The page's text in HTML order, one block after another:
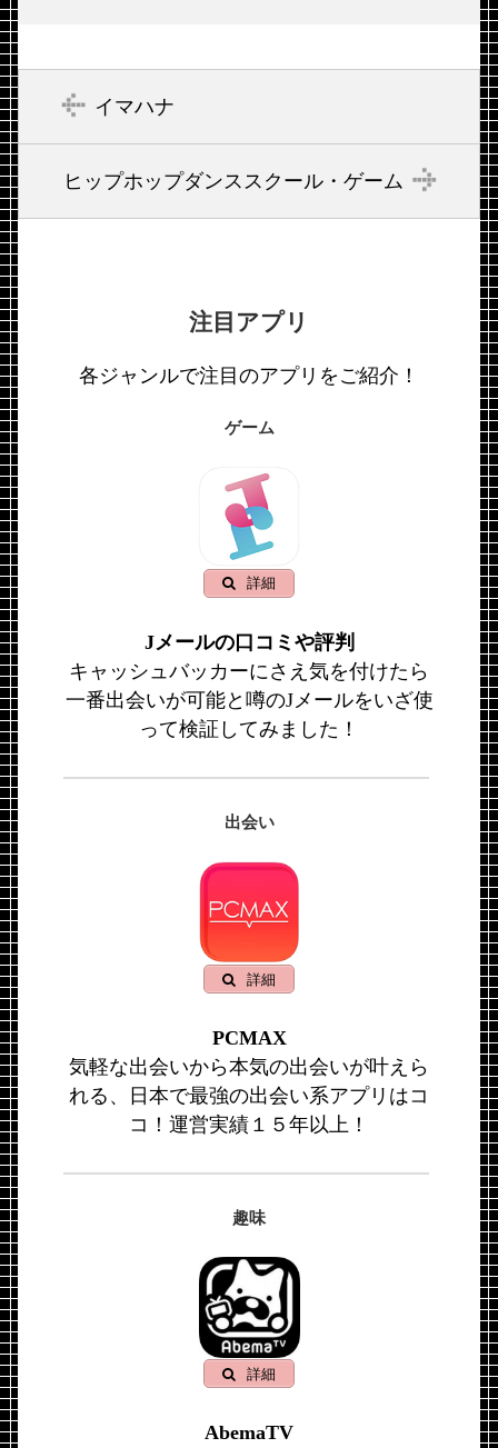
イマハナ
ヒップホップダンススクール・ゲーム
注目アプリ
各ジャンルで注目のアプリをご紹介！
ゲーム
詳細
Jメールの口コミや評判
キャッシュバッカーにさえ気を付けたら
一番出会いが可能と噂のJメールをいざ使
って検証してみました！
出会い
詳細
PCMAX
気軽な出会いから本気の出会いが叶えら
れる、日本で最強の出会い系アプリはコ
コ！運営実績１５年以上！
趣味
詳細
AbemaTV